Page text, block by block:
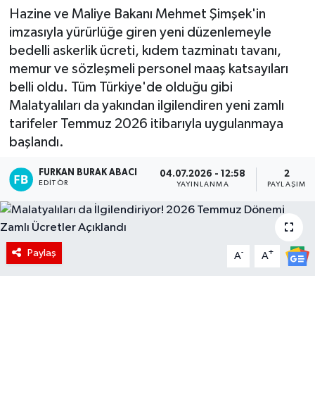
Hazine ve Maliye Bakanı Mehmet Şimşek'in
imzasıyla yürürlüğe giren yeni düzenlemeyle
bedelli askerlik ücreti, kıdem tazminatı tavanı,
memur ve sözleşmeli personel maaş katsayıları
belli oldu. Tüm Türkiye'de olduğu gibi
Malatyalıları da yakından ilgilendiren yeni zamlı
tarifeler Temmuz 2026 itibarıyla uygulanmaya
başlandı.
FURKAN BURAK ABACI
EDITÖR
04.07.2026 - 12:58
YAYINLANMA
2
PAYLAŞIM
Paylaş A- A+